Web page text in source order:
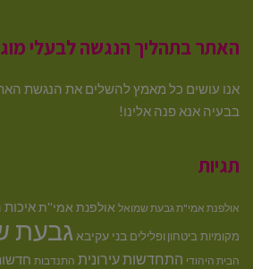
האתר בתהליך הנגשה לבעלי
אנו עושים כל מאמץ להשלים את הנגשת
בבעיה אנא פנה אלינו!
תגיות
אולפנת אמי"ת גבעת שמואל אולפנת אמי''ת
מקומיותביטחון ופלילים בני עקיבא גבעת
הבית היהודי התחדשות עירונית התנדבות חדשות